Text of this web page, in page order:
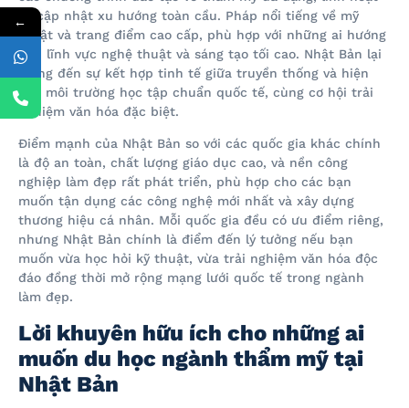
và cập nhật xu hướng toàn cầu. Pháp nổi tiếng về mỹ
thuật và trang điểm cao cấp, phù hợp với những ai hướng
đến lĩnh vực nghệ thuật và sáng tạo tối cao. Nhật Bản lại
mang đến sự kết hợp tinh tế giữa truyền thống và hiện
đại, môi trường học tập chuẩn quốc tế, cùng cơ hội trải
nghiệm văn hóa đặc biệt.
Điểm mạnh của Nhật Bản so với các quốc gia khác chính
là độ an toàn, chất lượng giáo dục cao, và nền công
nghiệp làm đẹp rất phát triển, phù hợp cho các bạn
muốn tận dụng các công nghệ mới nhất và xây dựng
thương hiệu cá nhân. Mỗi quốc gia đều có ưu điểm riêng,
nhưng Nhật Bản chính là điểm đến lý tưởng nếu bạn
muốn vừa học hỏi kỹ thuật, vừa trải nghiệm văn hóa độc
đáo đồng thời mở rộng mạng lưới quốc tế trong ngành
làm đẹp.
Lời khuyên hữu ích cho những ai
muốn du học ngành thẩm mỹ tại
Nhật Bản
←